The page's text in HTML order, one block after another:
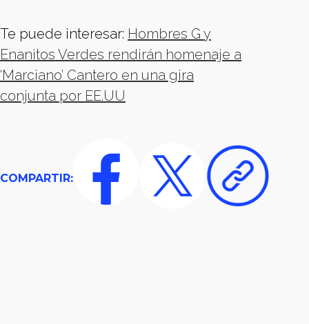
Te puede interesar: Hombres G y
Enanitos Verdes rendirán homenaje a
‘Marciano’ Cantero en una gira
conjunta por EE.UU
COMPARTIR: